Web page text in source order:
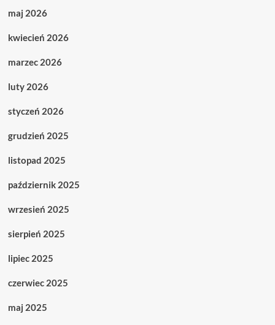
maj 2026
kwiecień 2026
marzec 2026
luty 2026
styczeń 2026
grudzień 2025
listopad 2025
październik 2025
wrzesień 2025
sierpień 2025
lipiec 2025
czerwiec 2025
maj 2025